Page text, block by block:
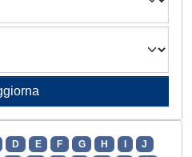
D E F G H
J